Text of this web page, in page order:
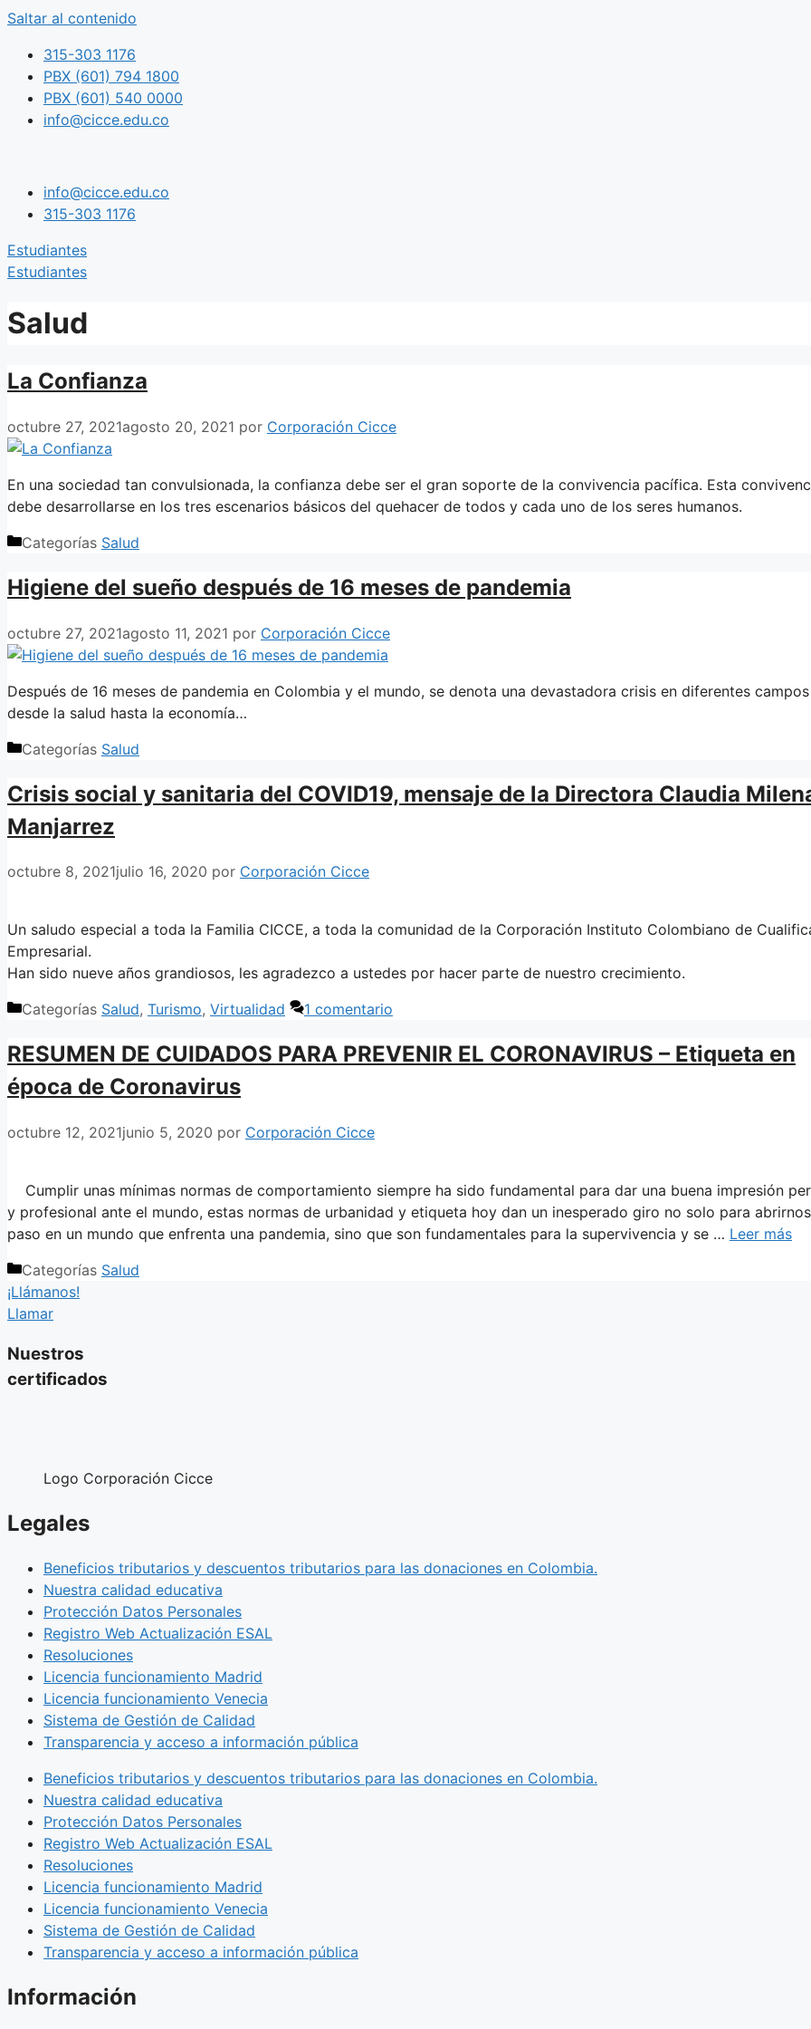
Saltar al contenido
315-303 1176
PBX (601) 794 1800
PBX (601) 540 0000
info@cicce.edu.co
info@cicce.edu.co
315-303 1176
Estudiantes
Estudiantes
Salud
La Confianza
octubre 27, 2021agosto 20, 2021 por Corporación Cicce
En una sociedad tan convulsionada, la confianza debe ser el gran soporte de la convivencia pacífica. Esta
debe desarrollarse en los tres escenarios básicos del quehacer de todos y cada uno de los seres humanos.
Categorías Salud
Higiene del sueño después de 16 meses de pandemia
octubre 27, 2021agosto 11, 2021 por Corporación Cicce
Después de 16 meses de pandemia en Colombia y el mundo, se denota una devastadora crisis en diferentes campos
desde la salud hasta la economía…
Categorías Salud
Crisis social y sanitaria del COVID19, mensaje de la Directora Claudia
Manjarrez
octubre 8, 2021julio 16, 2020 por Corporación Cicce
Un saludo especial a toda la Familia CICCE, a toda la comunidad de la Corporación Instituto Colombiano de
Empresarial.
Han sido nueve años grandiosos, les agradezco a ustedes por hacer parte de nuestro crecimiento.
Categorías Salud, Turismo, Virtualidad 1 comentario
RESUMEN DE CUIDADOS PARA PREVENIR EL CORONAVIRUS – Etiqueta en
época de Coronavirus
octubre 12, 2021junio 5, 2020 por Corporación Cicce
Cumplir unas mínimas normas de comportamiento siempre ha sido fundamental para dar una buena impresión
y profesional ante el mundo, estas normas de urbanidad y etiqueta hoy dan un inesperado giro no solo para abrirnos
paso en un mundo que enfrenta una pandemia, sino que son fundamentales para la supervivencia y se … Leer más
Categorías Salud
¡Llámanos!
Llamar
Nuestros
certificados
Logo Corporación Cicce
Legales
Beneficios tributarios y descuentos tributarios para las donaciones en Colombia.
Nuestra calidad educativa
Protección Datos Personales
Registro Web Actualización ESAL
Resoluciones
Licencia funcionamiento Madrid
Licencia funcionamiento Venecia
Sistema de Gestión de Calidad
Transparencia y acceso a información pública
Beneficios tributarios y descuentos tributarios para las donaciones en Colombia.
Nuestra calidad educativa
Protección Datos Personales
Registro Web Actualización ESAL
Resoluciones
Licencia funcionamiento Madrid
Licencia funcionamiento Venecia
Sistema de Gestión de Calidad
Transparencia y acceso a información pública
Información